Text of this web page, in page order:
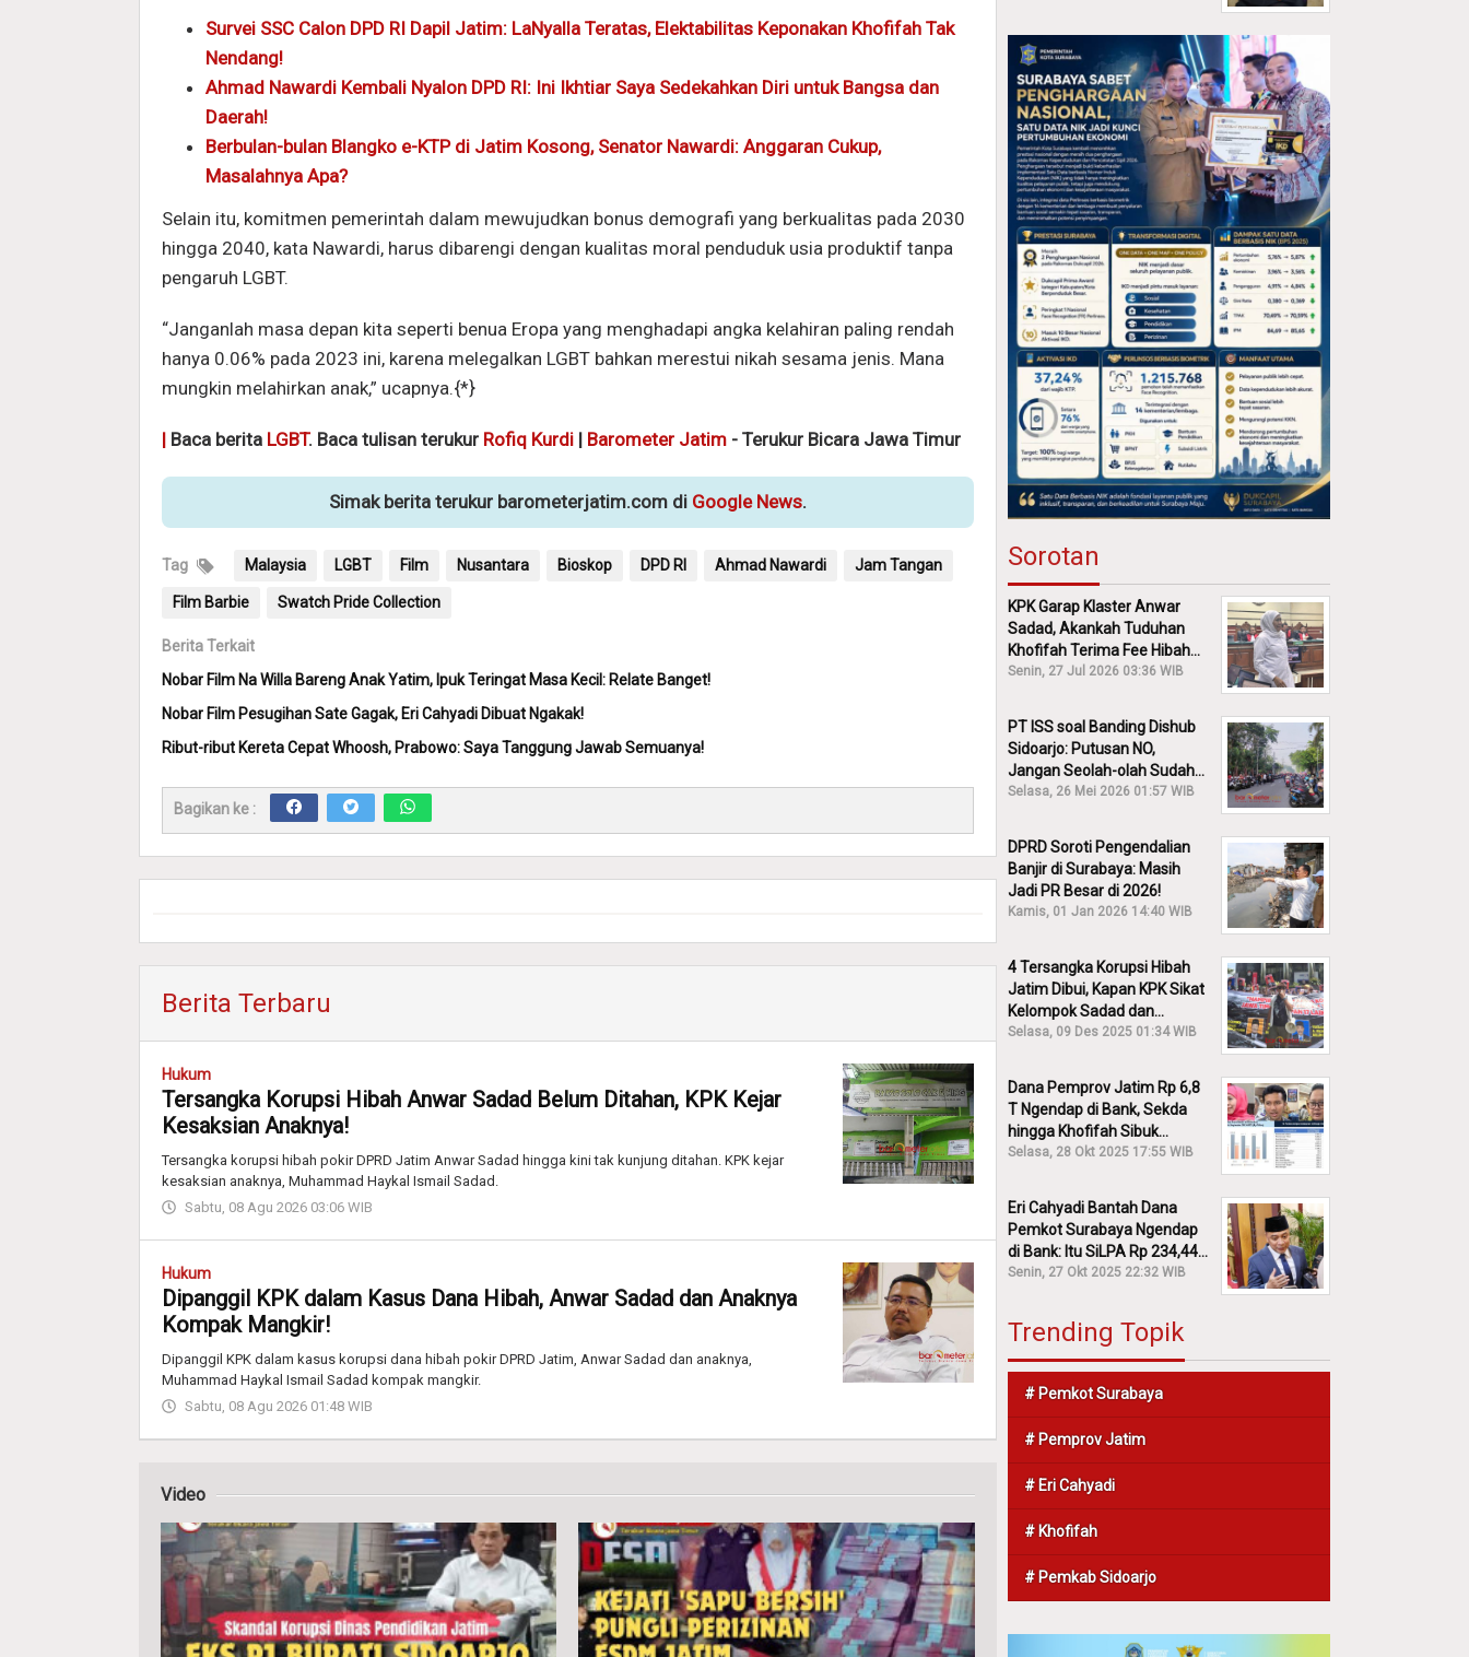
Survei SSC Calon DPD RI Dapil Jatim: LaNyalla Teratas, Elektabilitas Keponakan Khofifah Tak
Nendang!
Ahmad Nawardi Kembali Nyalon DPD RI: Ini Ikhtiar Saya Sedekahkan Diri untuk Bangsa dan
Daerah!
Berbulan-bulan Blangko e-KTP di Jatim Kosong, Senator Nawardi: Anggaran Cukup,
Masalahnya Apa?
Selain itu, komitmen pemerintah dalam mewujudkan bonus demografi yang berkualitas pada 2030
hingga 2040, kata Nawardi, harus dibarengi dengan kualitas moral penduduk usia produktif tanpa
pengaruh LGBT.
“Janganlah masa depan kita seperti benua Eropa yang menghadapi angka kelahiran paling rendah
hanya 0.06% pada 2023 ini, karena melegalkan LGBT bahkan merestui nikah sesama jenis. Mana
mungkin melahirkan anak,” ucapnya.{*}
| Baca berita LGBT. Baca tulisan terukur Rofiq Kurdi | Barometer Jatim - Terukur Bicara Jawa Timur
Simak berita terukur barometerjatim.com di Google News.
Tag Malaysia LGBT Film Nusantara Bioskop DPD RI Ahmad Nawardi Jam Tangan
Film Barbie Swatch Pride Collection
Berita Terkait
Nobar Film Na Willa Bareng Anak Yatim, Ipuk Teringat Masa Kecil: Relate Banget!
Nobar Film Pesugihan Sate Gagak, Eri Cahyadi Dibuat Ngakak!
Ribut-ribut Kereta Cepat Whoosh, Prabowo: Saya Tanggung Jawab Semuanya!
Bagikan ke :
Berita Terbaru
Hukum
Tersangka Korupsi Hibah Anwar Sadad Belum Ditahan, KPK Kejar
Kesaksian Anaknya!
Tersangka korupsi hibah pokir DPRD Jatim Anwar Sadad hingga kini tak kunjung ditahan. KPK kejar
kesaksian anaknya, Muhammad Haykal Ismail Sadad.
Sabtu, 08 Agu 2026 03:06 WIB
Hukum
Dipanggil KPK dalam Kasus Dana Hibah, Anwar Sadad dan Anaknya
Kompak Mangkir!
Dipanggil KPK dalam kasus korupsi dana hibah pokir DPRD Jatim, Anwar Sadad dan anaknya,
Muhammad Haykal Ismail Sadad kompak mangkir.
Sabtu, 08 Agu 2026 01:48 WIB
Video
Sorotan
KPK Garap Klaster Anwar
Sadad, Akankah Tuduhan
Khofifah Terima Fee Hibah
30% Diusut?
Senin, 27 Jul 2026 03:36 WIB
PT ISS soal Banding Dishub
Sidoarjo: Putusan NO,
Jangan Seolah-olah Sudah
Menang!
Selasa, 26 Mei 2026 01:57 WIB
DPRD Soroti Pengendalian
Banjir di Surabaya: Masih
Jadi PR Besar di 2026!
Kamis, 01 Jan 2026 14:40 WIB
4 Tersangka Korupsi Hibah
Jatim Dibui, Kapan KPK Sikat
Kelompok Sadad dan
Iskandar?
Selasa, 09 Des 2025 01:34 WIB
Dana Pemprov Jatim Rp 6,8
T Ngendap di Bank, Sekda
hingga Khofifah Sibuk
Membantah!
Selasa, 28 Okt 2025 17:55 WIB
Eri Cahyadi Bantah Dana
Pemkot Surabaya Ngendap
di Bank: Itu SiLPA Rp 234,44
M!
Senin, 27 Okt 2025 22:32 WIB
Trending Topik
# Pemkot Surabaya
# Pemprov Jatim
# Eri Cahyadi
# Khofifah
# Pemkab Sidoarjo